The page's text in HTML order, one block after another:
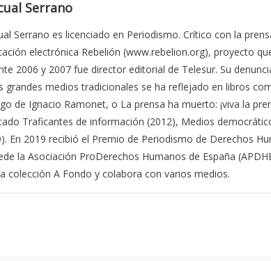
Serrano
Serrano es licenciado en Periodismo. Crítico con la
electrónica Rebelión (www.rebelion.org), proyecto
2006 y 2007 fue director editorial de Telesur. Su
grandes medios tradicionales se ha reflejado en libros
de Ignacio Ramonet, o La prensa ha muerto: ¡viva la
Traficantes de información (2012), Medios
En 2019 recibió el Premio de Periodismo de Derechos
la Asociación ProDerechos Humanos de España
colección A Fondo y colabora con varios medios.